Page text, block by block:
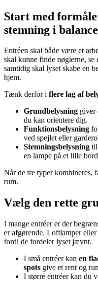
Start med
stemning i balance
Entréen skal både være et
skal kunne finde nøglerne, se
samtidig skal lyset skabe en
hjem.
Tænk derfor i flere lag af
Grundbelysning giver
du kan orientere dig.
Funktionsbelysning
ved spejlet eller
Stemningsbelysning
en lampe på et lille
Når de tre typer kombineres,
rum.
Vælg den rette
I mange entréer er der
er afgørende. Loftlamper
fordi de fordeler lyset jævnt.
I små entréer kan en
spots give et rent og
I større entréer kan du